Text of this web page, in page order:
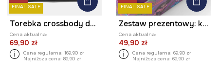
FINAL SALE
Torebka crossbody damska z klamrą
Cena aktualna:
69,90 zł
Cena regularna: 169,90 zł
Najniższa cena: 89,90 zł
FINAL SALE
Zestaw prezentowy: kubek i skarpetki z warkoczowym splotem
Cena aktualna:
49,90 zł
Cena regularna: 69,90 zł
Najniższa cena: 69,90 zł